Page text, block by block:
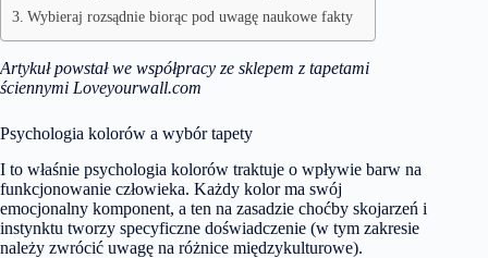
Wybieraj rozsądnie biorąc pod uwagę naukowe fakty
Artykuł powstał we współpracy ze sklepem z tapetami
ściennymi Loveyourwall.com
Psychologia kolorów a wybór tapety
I to właśnie psychologia kolorów traktuje o wpływie barw na
funkcjonowanie człowieka. Każdy kolor ma swój
emocjonalny komponent, a ten na zasadzie choćby skojarzeń i
instynktu tworzy specyficzne doświadczenie (w tym zakresie
należy zwrócić uwagę na różnice międzykulturowe).